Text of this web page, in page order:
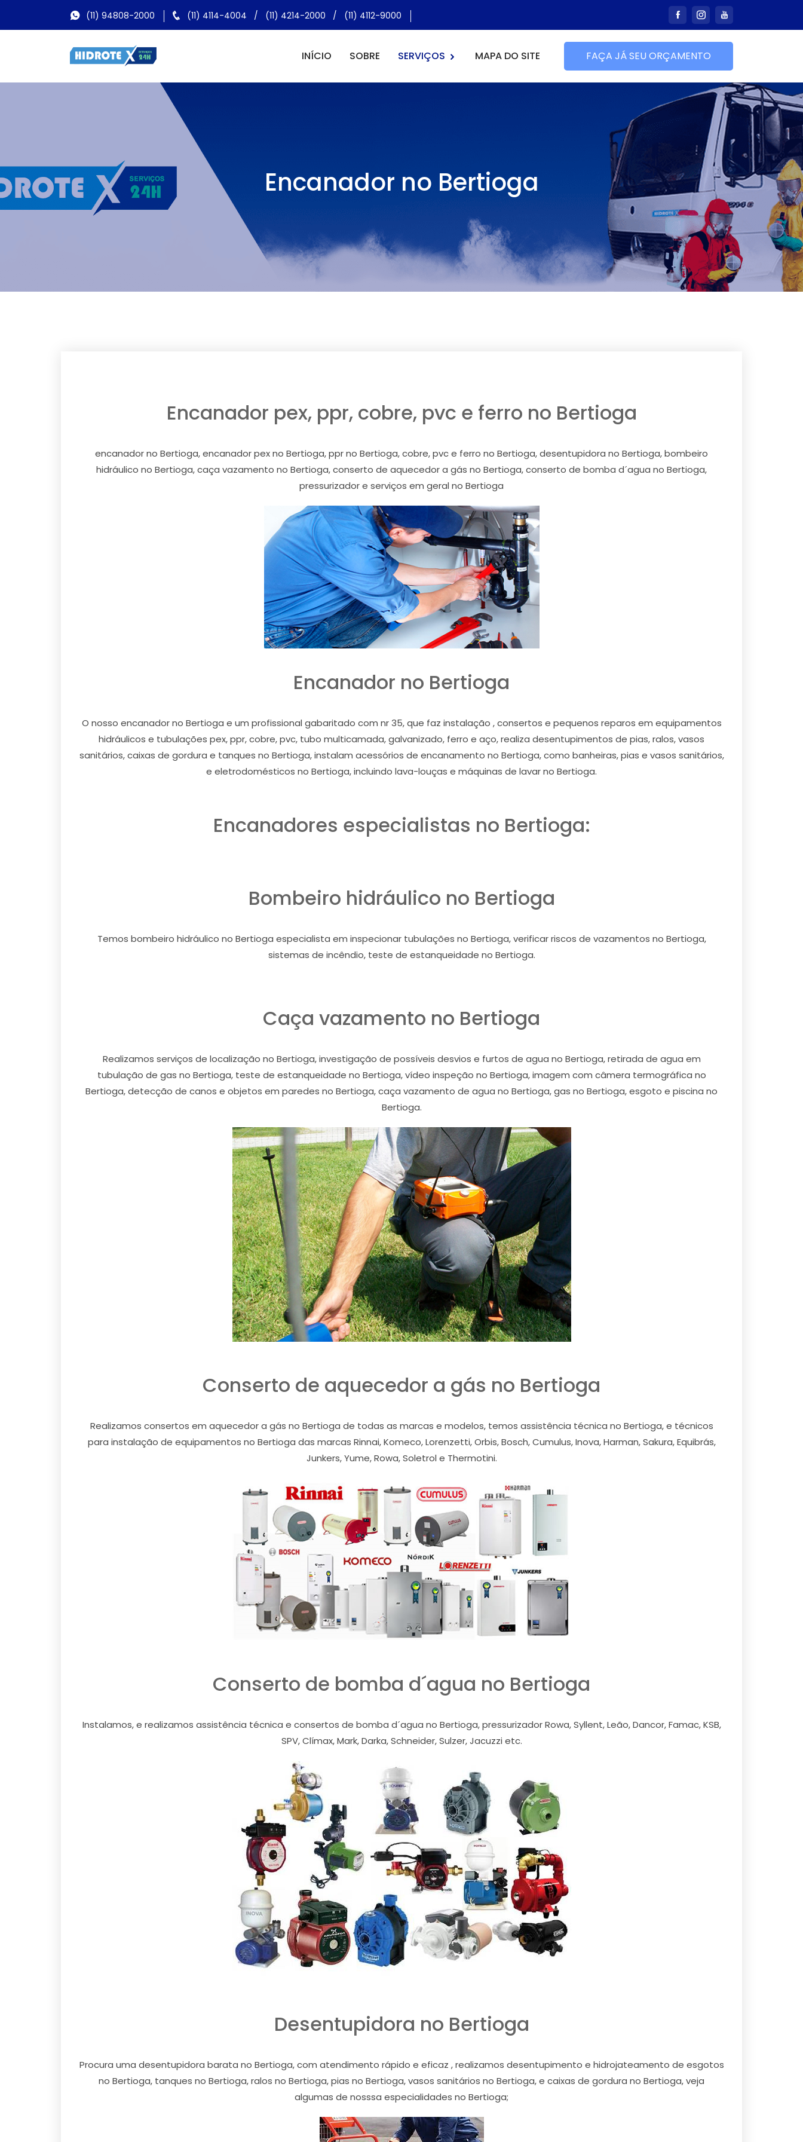
(11) 94808-2000 (11) 4114-4004 / (11) 4214-2000 / (11) 4112-9000
INÍCIO SOBRE SERVIÇOS MAPA DO SITE FAÇA JÁ SEU ORÇAMENTO
Encanador no Bertioga
Encanador pex, ppr, cobre, pvc e ferro no Bertioga
encanador no Bertioga, encanador pex no Bertioga, ppr no Bertioga, cobre, pvc e ferro no Bertioga, desentupidora no Bertioga, bombeiro
hidráulico no Bertioga, caça vazamento no Bertioga, conserto de aquecedor a gás no Bertioga, conserto de bomba d´agua no Bertioga,
pressurizador e serviços em geral no Bertioga
Encanador no Bertioga
O nosso encanador no Bertioga e um profissional gabaritado com nr 35, que faz instalação , consertos e pequenos reparos em equipamentos
hidráulicos e tubulações pex, ppr, cobre, pvc, tubo multicamada, galvanizado, ferro e aço, realiza desentupimentos de pias, ralos, vasos
sanitários, caixas de gordura e tanques no Bertioga, instalam acessórios de encanamento no Bertioga, como banheiras, pias e vasos sanitários,
e eletrodomésticos no Bertioga, incluindo lava-louças e máquinas de lavar no Bertioga.
Encanadores especialistas no Bertioga:
Bombeiro hidráulico no Bertioga
Temos bombeiro hidráulico no Bertioga especialista em inspecionar tubulações no Bertioga, verificar riscos de vazamentos no Bertioga,
sistemas de incêndio, teste de estanqueidade no Bertioga.
Caça vazamento no Bertioga
Realizamos serviços de localização no Bertioga, investigação de possíveis desvios e furtos de agua no Bertioga, retirada de agua em
tubulação de gas no Bertioga, teste de estanqueidade no Bertioga, vídeo inspeção no Bertioga, imagem com câmera termográfica no
Bertioga, detecção de canos e objetos em paredes no Bertioga, caça vazamento de agua no Bertioga, gas no Bertioga, esgoto e piscina no
Bertioga.
Conserto de aquecedor a gás no Bertioga
Realizamos consertos em aquecedor a gás no Bertioga de todas as marcas e modelos, temos assistência técnica no Bertioga, e técnicos
para instalação de equipamentos no Bertioga das marcas Rinnai, Komeco, Lorenzetti, Orbis, Bosch, Cumulus, Inova, Harman, Sakura, Equibrás,
Junkers, Yume, Rowa, Soletrol e Thermotini.
Conserto de bomba d´agua no Bertioga
Instalamos, e realizamos assistência técnica e consertos de bomba d´agua no Bertioga, pressurizador Rowa, Syllent, Leão, Dancor, Famac, KSB,
SPV, Clímax, Mark, Darka, Schneider, Sulzer, Jacuzzi etc.
Desentupidora no Bertioga
Procura uma desentupidora barata no Bertioga, com atendimento rápido e eficaz , realizamos desentupimento e hidrojateamento de esgotos
no Bertioga, tanques no Bertioga, ralos no Bertioga, pias no Bertioga, vasos sanitários no Bertioga, e caixas de gordura no Bertioga, veja
algumas de nosssa especialidades no Bertioga;